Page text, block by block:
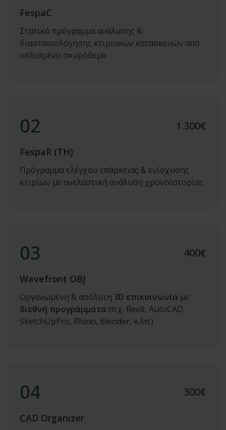
FespaC
Στατικό πρόγραμμα ανάλυσης &
διαστασιολόγησης κτιριακών κατασκευών από
οπλισμένο σκυρόδεμα
02 1.300€
FespaR (TH)
Πρόγραμμα ελέγχου επάρκειας & ενίσχυσης
κτιρίων με ανελαστική ανάλυση χρονοϊστορίας
03 400€
Wavefront OBJ
Οργανωμένη & απόλυτη 3D επικοινωνία με
διεθνή προγράμματα (π.χ. Revit, AutoCAD,
SketchUpPro, Rhino, Blender, κ.λπ.)
04 300€
CAD Organizer